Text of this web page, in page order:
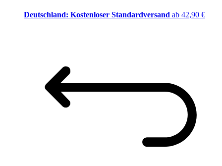
Deutschland: Kostenloser Standardversand ab 42,90 €